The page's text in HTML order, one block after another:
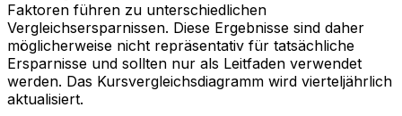
Faktoren führen zu unterschiedlichen
Vergleichsersparnissen. Diese Ergebnisse sind daher
möglicherweise nicht repräsentativ für tatsächliche
Ersparnisse und sollten nur als Leitfaden verwendet
werden. Das Kursvergleichsdiagramm wird vierteljährlich
aktualisiert.